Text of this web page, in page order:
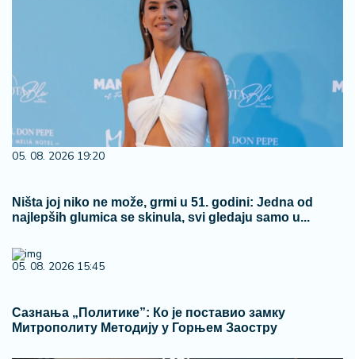
05. 08. 2026 19:20
Ništa joj niko ne može, grmi u 51. godini: Jedna od
najlepših glumica se skinula, svi gledaju samo u...
05. 08. 2026 15:45
Сазнања „Политике”: Ко је поставио замку
Митрополиту Методију у Горњем Заостру